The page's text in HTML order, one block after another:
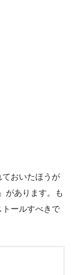
おいたほうが
があります。も
トールすべきで